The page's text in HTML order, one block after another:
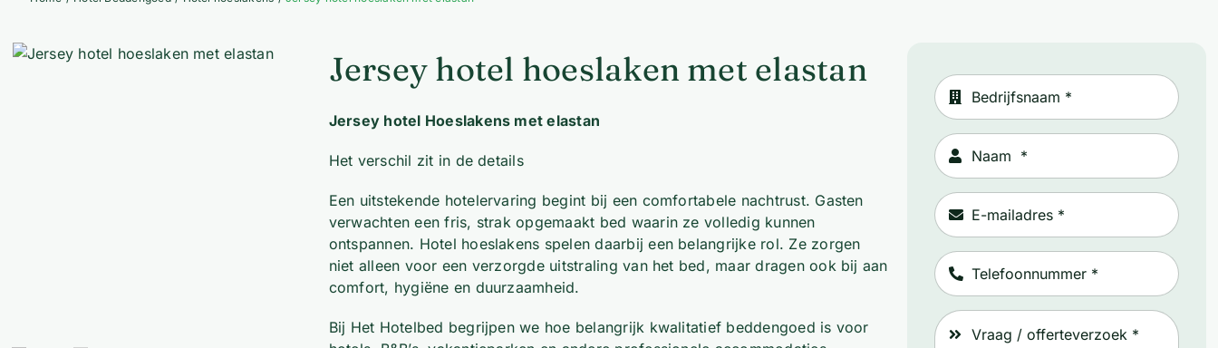
Jersey hotel hoeslaken met elastan
Jersey hotel Hoeslakens met elastan
Het verschil zit in de details
Een uitstekende hotelervaring begint bij een comfortabele nachtrust. Gasten
verwachten een fris, strak opgemaakt bed waarin ze volledig kunnen
ontspannen. Hotel hoeslakens spelen daarbij een belangrijke rol. Ze zorgen
niet alleen voor een verzorgde uitstraling van het bed, maar dragen ook bij aan
comfort, hygiëne en duurzaamheid.
Bij Het Hotelbed begrijpen we hoe belangrijk kwalitatief beddengoed is voor